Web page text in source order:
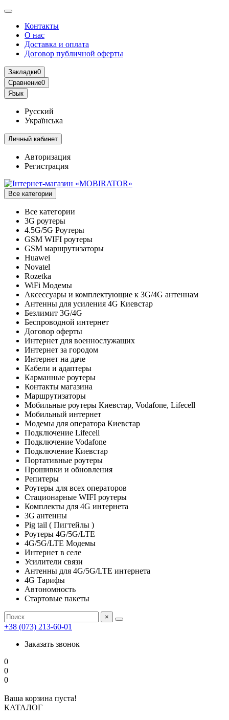
Контакты
О нас
Доставка и оплата
Договор публичной оферты
Закладки0
Сравнение0
Язык
Русский
Українська
Личный кабинет
Авторизация
Регистрация
Все категории
Все категории
3G роутеры
4.5G/5G Роутеры
GSM WIFI роутеры
GSM маршрутизаторы
Huawei
Novatel
Rozetka
WiFi Модемы
Аксессуары и комплектующие к 3G/4G антеннам
Антенны для усиления 4G Киевстар
Безлимит 3G/4G
Беспроводной интернет
Договор оферты
Интернет для военнослужащих
Интернет за городом
Интернет на даче
Кабели и адаптеры
Карманные роутеры
Контакты магазина
Маршрутизаторы
Мобильные роутеры Киевстар, Vodafone, Lifecell
Мобильный интернет
Модемы для оператора Киевстар
Подключение Lifecell
Подключение Vodafone
Подключение Киевстар
Портативные роутеры
Прошивки и обновления
Репитеры
Роутеры для всех операторов
Стационарные WIFI роутеры
Комплекты для 4G интернета
3G антенны
Pig tail ( Пигтейлы )
Роутеры 4G/5G/LTE
4G/5G/LTE Модемы
Интернет в селе
Усилители связи
Антенны для 4G/5G/LTE интернета
4G Тарифы
Автономность
Стартовые пакеты
×
+38 (073) 213-60-01
Заказать звонок
0
0
0
Ваша корзина пуста!
КАТАЛОГ